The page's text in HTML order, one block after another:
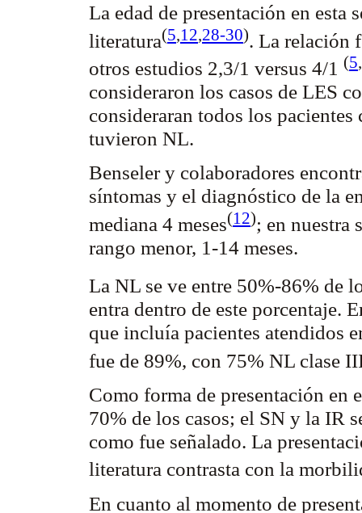
La edad de presentación en esta
literatura(5,12,28-30). La relación
otros estudios 2,3/1 versus 4/1 (5,
consideraron los casos de LES
consideraran todos los
tuvieron NL.
Benselery colaboradores
síntomas y el diagnóstico de la
mediana 4 meses(12); en nuestra
rango menor, 1-14 meses.
La NL se ve entre 50%-86% de
entra dentro de este porcentaje.
que incluía pacientes atendidos
fue de 89%, con 75% NL clase
Como forma de presentación en
70% de los casos; el SN y la IR
como fue señalado. La
literatura contrasta con la
En cuanto al momento de